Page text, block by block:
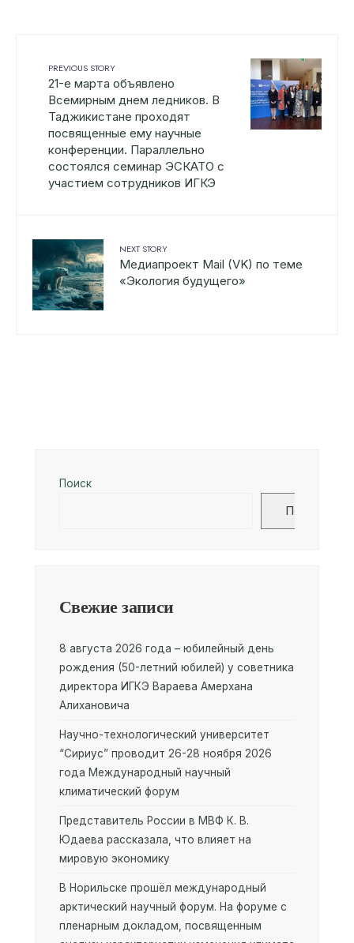
PREVIOUS STORY
21-е марта объявлено
Всемирным днем ледников. В
Таджикистане проходят
посвященные ему научные
конференции. Параллельно
состоялся семинар ЭСКАТО с
участием сотрудников ИГКЭ
NEXT STORY
Медиапроект Mail (VK) по теме
«Экология будущего»
Поиск
Поиск
Свежие записи
8 августа 2026 года – юбилейный день
рождения (50-летний юбилей) у советника
директора ИГКЭ Вараева Амерхана
Алихановича
Научно-технологический университет
“Сириус” проводит 26-28 ноября 2026
года Международный научный
климатический форум
Представитель России в МВФ К. В.
Юдаева рассказала, что влияет на
мировую экономику
В Норильске прошёл международный
арктический научный форум. На форуме с
пленарным докладом, посвященным